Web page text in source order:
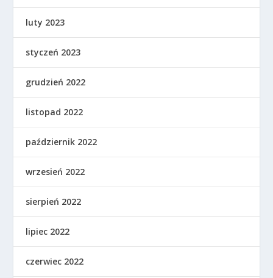
luty 2023
styczeń 2023
grudzień 2022
listopad 2022
październik 2022
wrzesień 2022
sierpień 2022
lipiec 2022
czerwiec 2022